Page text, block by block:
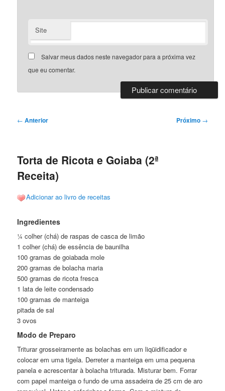
Site
Salvar meus dados neste navegador para a próxima vez
que eu comentar.
Navegação
← Anterior Próximo →
Torta de Ricota e Goiaba (2ª
Receita)
Adicionar ao livro de receitas
Ingredientes
¼ colher (chá) de raspas de casca de limão
1 colher (chá) de essência de baunilha
100 gramas de goiabada mole
200 gramas de bolacha maria
500 gramas de ricota fresca
1 lata de leite condensado
100 gramas de manteiga
pitada de sal
3 ovos
Modo de Preparo
Triturar grosseiramente as bolachas em um liqüidificador e
colocar em uma tigela. Derreter a manteiga em uma pequena
panela e acrescentar à bolacha triturada. Misturar bem. Forrar
com papel manteiga o fundo de uma assadeira de 25 cm de aro